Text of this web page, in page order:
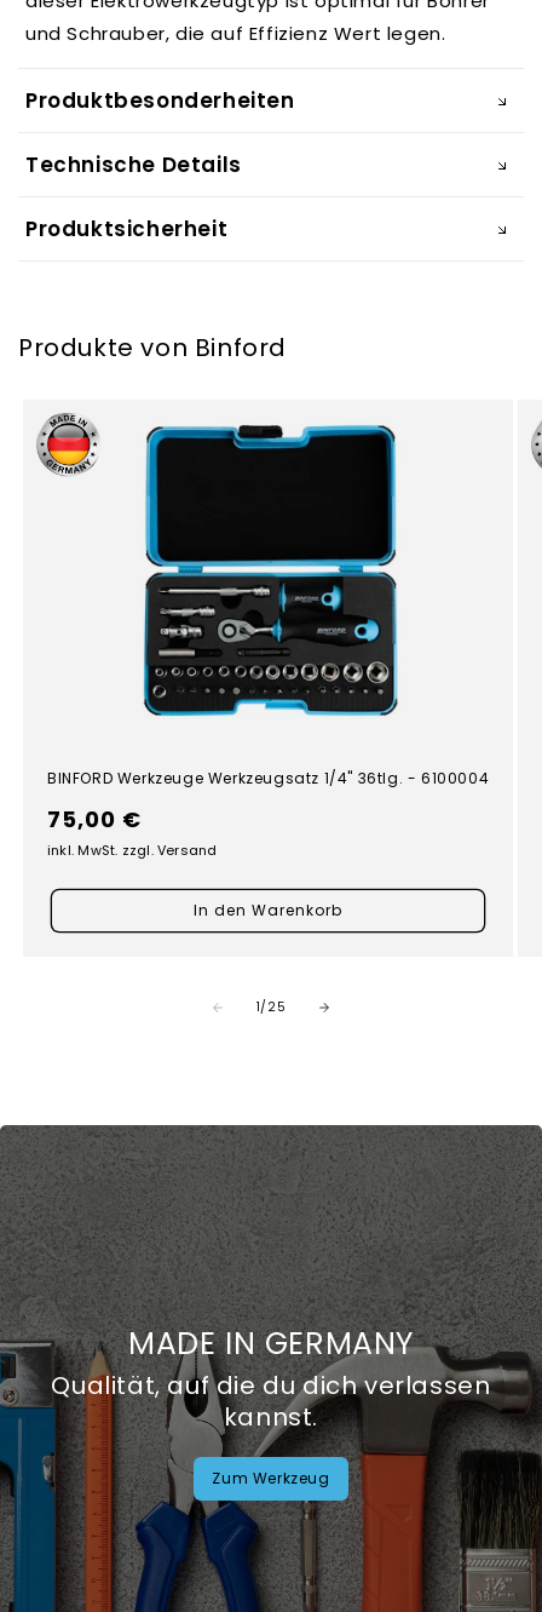
und Schrauber, die auf Effizienz Wert legen.
Produktbesonderheiten
Technische Details
Produktsicherheit
Produkte von Binford
BINFORD Werkzeuge Werkzeugsatz 1/4" 36tlg. - 6100004
Normaler
Preis
75,00 €
inkl. MwSt. zzgl. Versand
In den Warenkorb
1/ von
25
MADE IN GERMANY
Qualität, auf die du dich verlassen
kannst.
Zum Werkzeug